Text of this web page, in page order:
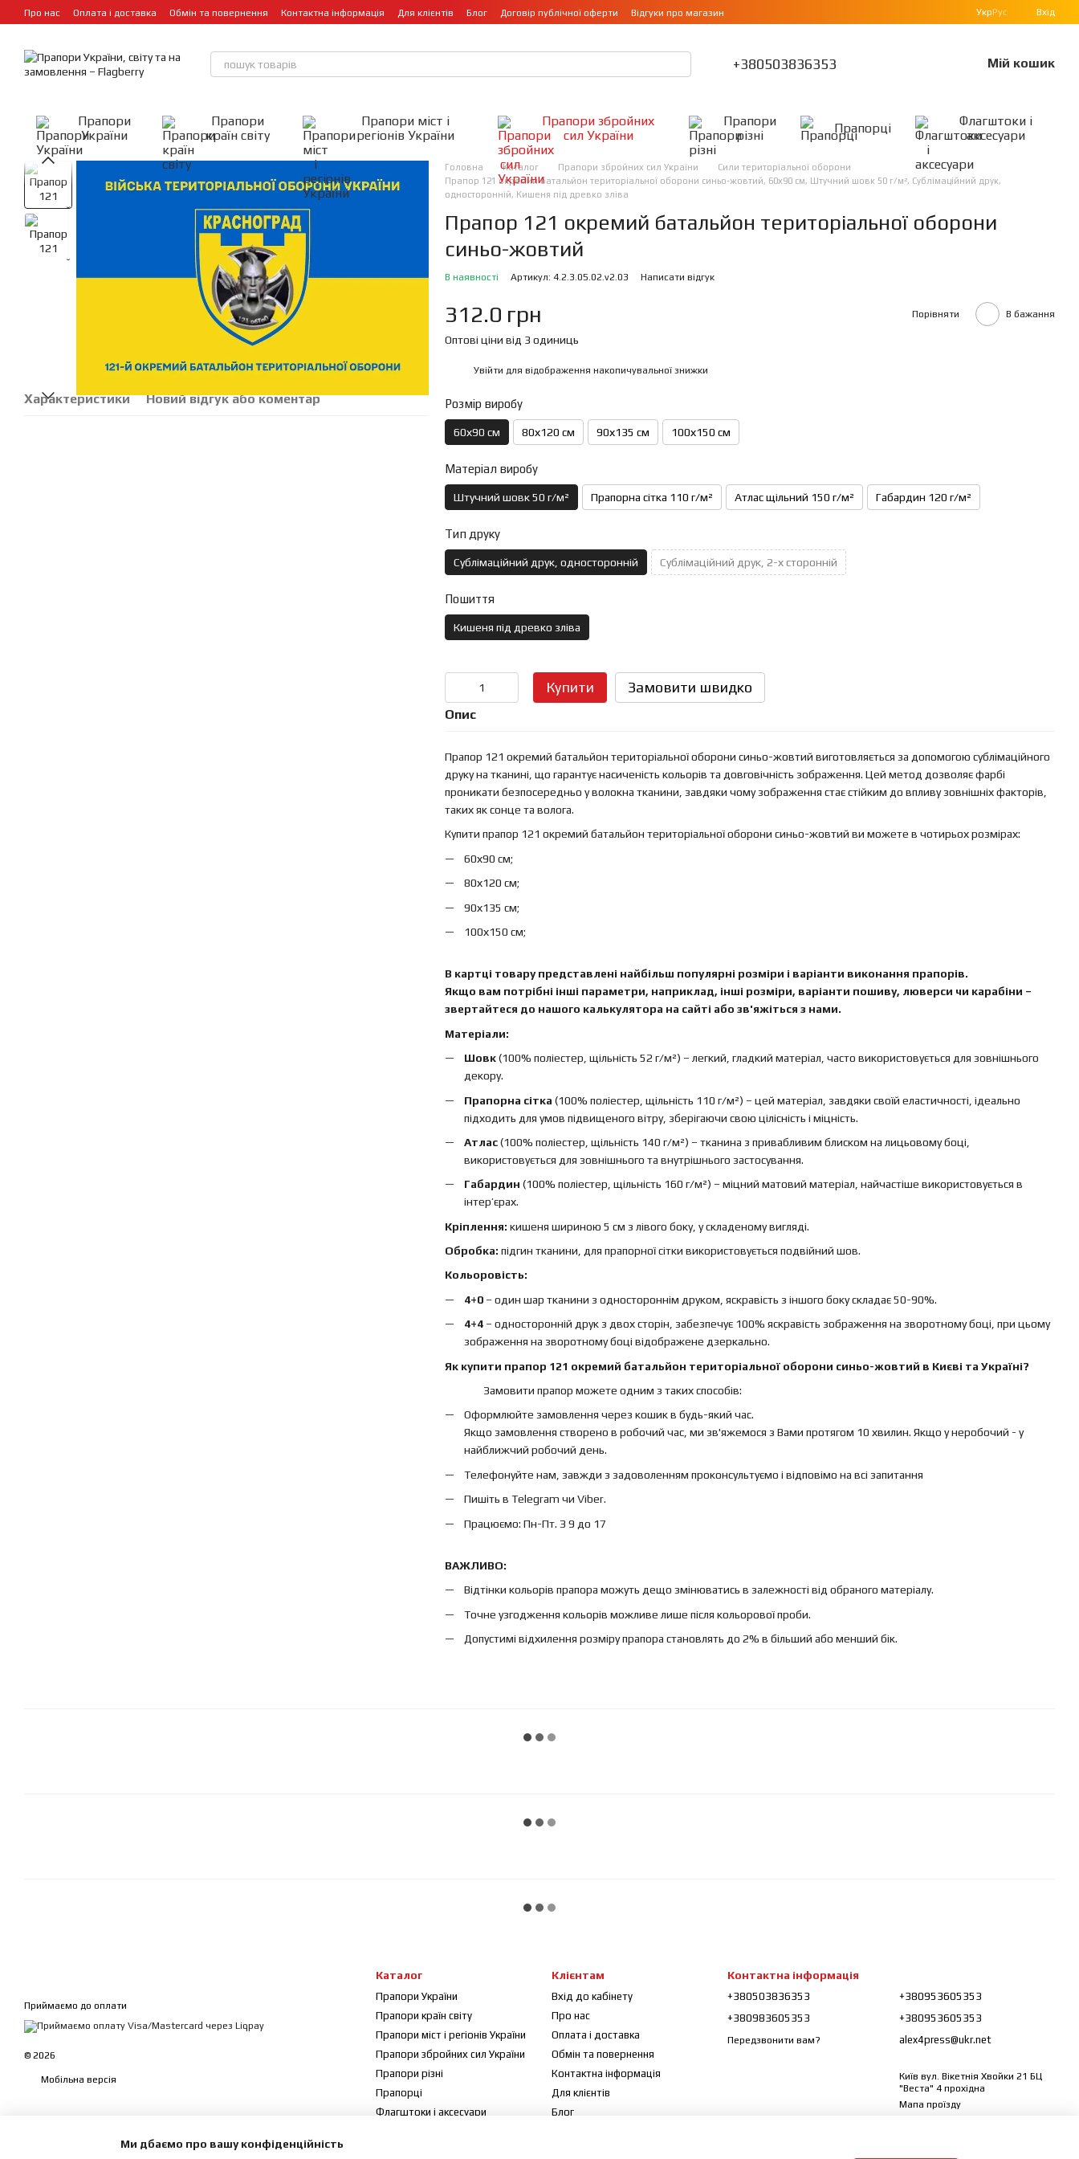
Перейти до основного контенту
Про нас Оплата і доставка Обмін та повернення Контактна інформація Для клієнтів Блог Договір публічної оферти Відгуки про магазин УкрРус Вхід
+380503836353 Мій кошик
Прапори
України
Прапори
країн світу
Прапори міст і
регіонів України
Прапори збройних
сил України
Прапори
різні
Прапорці
Флагштоки і
аксесуари
Характеристики Новий відгук або коментар
Головна Каталог Прапори збройних сил України
Сили територіальної оборони
Прапор 121 окремий батальйон територіальної оборони синьо-жовтий, 60х90 см, Штучний шовк 50 г/м², Сублімаційний друк,
односторонній, Кишеня під древко зліва
Прапор 121 окремий батальйон територіальної оборони
синьо-жовтий
В наявності Артикул: 4.2.3.05.02.v2.03 Написати відгук
312.0 грн Порівняти В бажання
Оптові ціни від 3 одиниць
Увійти для відображення накопичувальної знижки
Розмір виробу
60х90 см 80х120 см 90х135 см 100х150 см
Матеріал виробу
Штучний шовк 50 г/м² Прапорна сітка 110 г/м² Атлас щільний 150 г/м² Габардин 120 г/м²
Тип друку
Сублімаційний друк, односторонній Сублімаційний друк, 2-х сторонній
Пошиття
Кишеня під древко зліва
Купити Замовити швидко
Опис
Прапор 121 окремий батальйон територіальної оборони синьо-жовтий виготовляється за допомогою сублімаційного
друку на тканині, що гарантує насиченість кольорів та довговічність зображення. Цей метод дозволяє фарбі
проникати безпосередньо у волокна тканини, завдяки чому зображення стає стійким до впливу зовнішніх факторів,
таких як сонце та волога.
Купити прапор 121 окремий батальйон територіальної оборони синьо-жовтий ви можете в чотирьох розмірах:
60х90 см;
80х120 см;
90х135 см;
100х150 см;
В картці товару представлені найбільш популярні розміри і варіанти виконання прапорів.
Якщо вам потрібні інші параметри, наприклад, інші розміри, варіанти пошиву, люверси чи карабіни –
звертайтеся до нашого калькулятора на сайті або зв'яжіться з нами.
Матеріали:
Шовк(100% поліестер, щільність 52 г/м²) – легкий, гладкий матеріал, часто використовується для зовнішнього
декору.
Прапорна сітка (100% поліестер, щільність 110 г/м²) – цей матеріал, завдяки своїй еластичності, ідеально
підходить для умов підвищеного вітру, зберігаючи свою цілісність і міцність.
Атлас(100% поліестер, щільність 140 г/м²) – тканина з привабливим блиском на лицьовому боці,
використовується для зовнішнього та внутрішнього застосування.
Габардин (100% поліестер, щільність 160 г/м²) – міцний матовий матеріал, найчастіше використовується в
інтер’єрах.
Кріплення: кишеня шириною 5 см з лівого боку, у складеному вигляді.
Обробка: підгин тканини, для прапорної сітки використовується подвійний шов.
Кольоровість:
4+0– один шар тканини з одностороннім друком, яскравість з іншого боку складає 50-90%.
4+4– односторонній друк з двох сторін, забезпечує 100% яскравість зображення на зворотному боці, при цьому
зображення на зворотному боці відображене дзеркально.
Як купити прапор 121 окремий батальйон територіальної оборони синьо-жовтий в Києві та Україні?
Замовити прапор можете одним з таких способів:
Оформлюйте замовлення через кошик в будь-який час.
Якщо замовлення створено в робочий час, ми зв'яжемося з Вами протягом 10 хвилин. Якщо у неробочий - у
найближчий робочий день.
Телефонуйте нам, завжди з задоволенням проконсультуємо і відповімо на всі запитання
Пишіть в Telegram чи Viber.
Працюємо: Пн-Пт. З 9 до 17
ВАЖЛИВО:
Відтінки кольорів прапора можуть дещо змінюватись в залежності від обраного матеріалу.
Точне узгодження кольорів можливе лише після кольорової проби.
Допустимі відхилення розміру прапора становлять до 2% в більший або менший бік.
Приймаємо до оплати
© 2026
Мобільна версія
Каталог
Прапори України
Прапори країн світу
Прапори міст і регіонів України
Прапори збройних сил України
Прапори різні
Прапорці
Флагштоки і аксесуари
Клієнтам
Вхід до кабінету
Про нас
Оплата і доставка
Обмін та повернення
Контактна інформація
Для клієнтів
Блог
Контактна інформація
+380503836353
+380983605353
Передзвонити вам?
+380953605353
+380953605353
alex4press@ukr.net
Київ вул. Вікетнія Хвойки 21 БЦ
"Веста" 4 прохідна
Мапа проїзду
Ми дбаємо про вашу конфіденційність